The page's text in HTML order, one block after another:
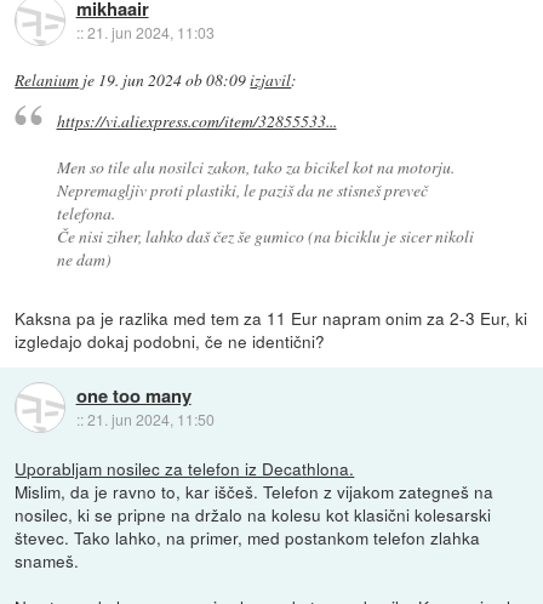
mikhaair
::21. jun 2024, 11:03
Relanium je 19. jun 2024 ob 08:09izjavil:
https://vi.aliexpress.com/item/32855533...
Men so tile alu nosilci zakon, tako za bicikel kot na motorju.
Nepremagljiv proti plastiki, le paziš da ne stisneš preveč
telefona.
Če nisi ziher, lahko daš čez še gumico (na biciklu je sicer nikoli
ne dam)
Kaksna pa je razlika med tem za 11 Eur napram onim za 2-3 Eur, ki
izgledajo dokaj podobni, če ne identični?
one too many
::21. jun 2024, 11:50
Uporabljam nosilec za telefon iz Decathlona.
Mislim, da je ravno to, kar iščeš. Telefon z vijakom zategneš na
nosilec, ki se pripne na držalo na kolesu kot klasični kolesarski
števec. Tako lahko, na primer, med postankom telefon zlahka
snameš.